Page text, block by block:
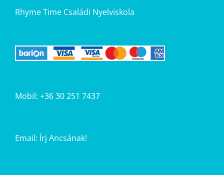
Rhyme Time Családi Nyelviskola
Mobil: +36 30 251 7437
Email: Írj Ancsának!